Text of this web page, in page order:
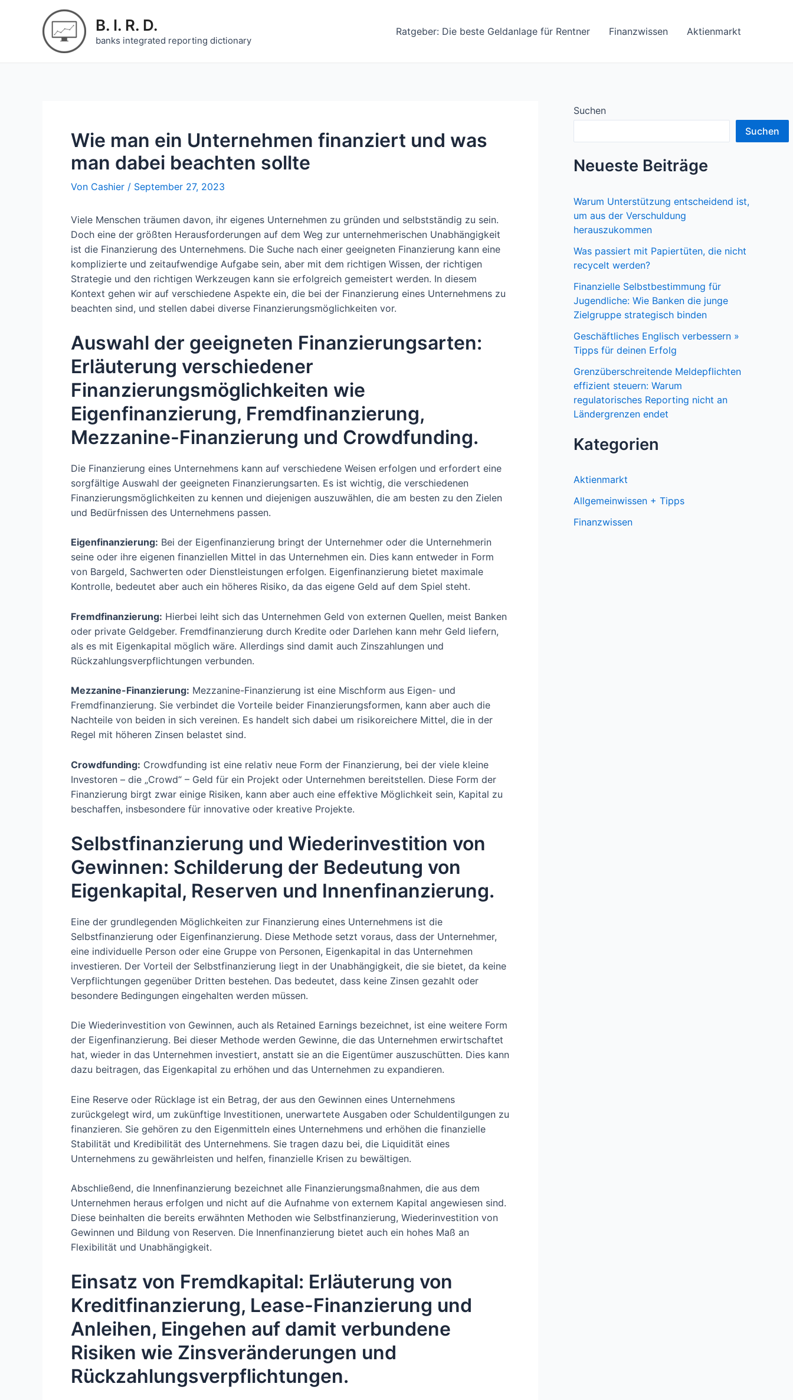
B. I. R. D.
banks integrated reporting dictionary
Ratgeber: Die beste Geldanlage für Rentner Finanzwissen Aktienmarkt
Wie man ein Unternehmen finanziert und was
man dabei beachten sollte
Von Cashier / September 27, 2023
Viele Menschen träumen davon, ihr eigenes Unternehmen zu gründen und selbstständig zu sein.
Doch eine der größten Herausforderungen auf dem Weg zur unternehmerischen Unabhängigkeit
ist die Finanzierung des Unternehmens. Die Suche nach einer geeigneten Finanzierung kann eine
komplizierte und zeitaufwendige Aufgabe sein, aber mit dem richtigen Wissen, der richtigen
Strategie und den richtigen Werkzeugen kann sie erfolgreich gemeistert werden. In diesem
Kontext gehen wir auf verschiedene Aspekte ein, die bei der Finanzierung eines Unternehmens zu
beachten sind, und stellen dabei diverse Finanzierungsmöglichkeiten vor.
Auswahl der geeigneten Finanzierungsarten:
Erläuterung verschiedener
Finanzierungsmöglichkeiten wie
Eigenfinanzierung, Fremdfinanzierung,
Mezzanine-Finanzierung und Crowdfunding.
Die Finanzierung eines Unternehmens kann auf verschiedene Weisen erfolgen und erfordert eine
sorgfältige Auswahl der geeigneten Finanzierungsarten. Es ist wichtig, die verschiedenen
Finanzierungsmöglichkeiten zu kennen und diejenigen auszuwählen, die am besten zu den Zielen
und Bedürfnissen des Unternehmens passen.
Eigenfinanzierung: Bei der Eigenfinanzierung bringt der Unternehmer oder die Unternehmerin
seine oder ihre eigenen finanziellen Mittel in das Unternehmen ein. Dies kann entweder in Form
von Bargeld, Sachwerten oder Dienstleistungen erfolgen. Eigenfinanzierung bietet maximale
Kontrolle, bedeutet aber auch ein höheres Risiko, da das eigene Geld auf dem Spiel steht.
Fremdfinanzierung: Hierbei leiht sich das Unternehmen Geld von externen Quellen, meist Banken
oder private Geldgeber. Fremdfinanzierung durch Kredite oder Darlehen kann mehr Geld liefern,
als es mit Eigenkapital möglich wäre. Allerdings sind damit auch Zinszahlungen und
Rückzahlungsverpflichtungen verbunden.
Mezzanine-Finanzierung: Mezzanine-Finanzierung ist eine Mischform aus Eigen- und
Fremdfinanzierung. Sie verbindet die Vorteile beider Finanzierungsformen, kann aber auch die
Nachteile von beiden in sich vereinen. Es handelt sich dabei um risikoreichere Mittel, die in der
Regel mit höheren Zinsen belastet sind.
Crowdfunding: Crowdfunding ist eine relativ neue Form der Finanzierung, bei der viele kleine
Investoren – die „Crowd“ – Geld für ein Projekt oder Unternehmen bereitstellen. Diese Form der
Finanzierung birgt zwar einige Risiken, kann aber auch eine effektive Möglichkeit sein, Kapital zu
beschaffen, insbesondere für innovative oder kreative Projekte.
Selbstfinanzierung und Wiederinvestition von
Gewinnen: Schilderung der Bedeutung von
Eigenkapital, Reserven und Innenfinanzierung.
Eine der grundlegenden Möglichkeiten zur Finanzierung eines Unternehmens ist die
Selbstfinanzierung oder Eigenfinanzierung. Diese Methode setzt voraus, dass der Unternehmer,
eine individuelle Person oder eine Gruppe von Personen, Eigenkapital in das Unternehmen
investieren. Der Vorteil der Selbstfinanzierung liegt in der Unabhängigkeit, die sie bietet, da keine
Verpflichtungen gegenüber Dritten bestehen. Das bedeutet, dass keine Zinsen gezahlt oder
besondere Bedingungen eingehalten werden müssen.
Die Wiederinvestition von Gewinnen, auch als Retained Earnings bezeichnet, ist eine weitere Form
der Eigenfinanzierung. Bei dieser Methode werden Gewinne, die das Unternehmen erwirtschaftet
hat, wieder in das Unternehmen investiert, anstatt sie an die Eigentümer auszuschütten. Dies kann
dazu beitragen, das Eigenkapital zu erhöhen und das Unternehmen zu expandieren.
Eine Reserve oder Rücklage ist ein Betrag, der aus den Gewinnen eines Unternehmens
zurückgelegt wird, um zukünftige Investitionen, unerwartete Ausgaben oder Schuldentilgungen zu
finanzieren. Sie gehören zu den Eigenmitteln eines Unternehmens und erhöhen die finanzielle
Stabilität und Kredibilität des Unternehmens. Sie tragen dazu bei, die Liquidität eines
Unternehmens zu gewährleisten und helfen, finanzielle Krisen zu bewältigen.
Abschließend, die Innenfinanzierung bezeichnet alle Finanzierungsmaßnahmen, die aus dem
Unternehmen heraus erfolgen und nicht auf die Aufnahme von externem Kapital angewiesen sind.
Diese beinhalten die bereits erwähnten Methoden wie Selbstfinanzierung, Wiederinvestition von
Gewinnen und Bildung von Reserven. Die Innenfinanzierung bietet auch ein hohes Maß an
Flexibilität und Unabhängigkeit.
Einsatz von Fremdkapital: Erläuterung von
Kreditfinanzierung, Lease-Finanzierung und
Anleihen, Eingehen auf damit verbundene
Risiken wie Zinsveränderungen und
Rückzahlungsverpflichtungen.
Suchen
Suchen
Neueste Beiträge
Warum Unterstützung entscheidend ist,
um aus der Verschuldung
herauszukommen
Was passiert mit Papiertüten, die nicht
recycelt werden?
Finanzielle Selbstbestimmung für
Jugendliche: Wie Banken die junge
Zielgruppe strategisch binden
Geschäftliches Englisch verbessern »
Tipps für deinen Erfolg
Grenzüberschreitende Meldepflichten
effizient steuern: Warum
regulatorisches Reporting nicht an
Ländergrenzen endet
Kategorien
Aktienmarkt
Allgemeinwissen + Tipps
Finanzwissen